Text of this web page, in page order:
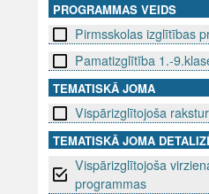
L
V
PROGRAMMAS VEIDS
Pirmsskolas izglītības
Pamatizglītība 1.-
TEMATISKĀ JOMA
Vispārizglītojoša
TEMATISKĀ JOMA
Vispārizglītojoša
programmas